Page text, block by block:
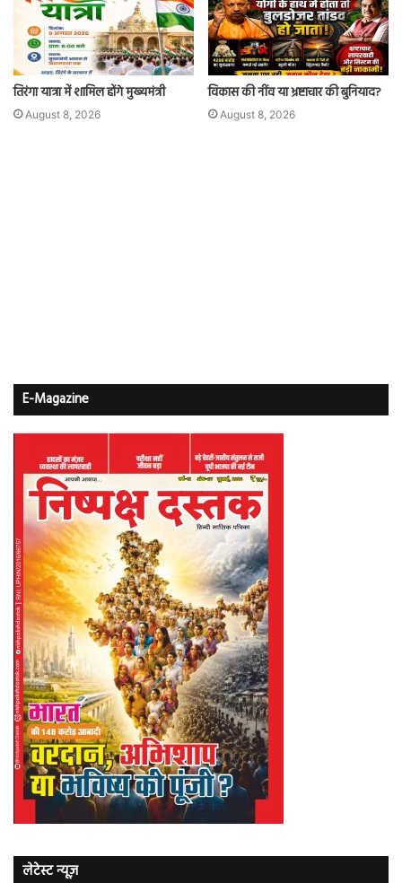
तिरंगा यात्रा में शामिल होंगे मुख्यमंत्री
August 8, 2026
विकास की नींव या भ्रष्टाचार की बुनियाद?
August 8, 2026
E-Magazine
लेटेस्ट न्यूज़